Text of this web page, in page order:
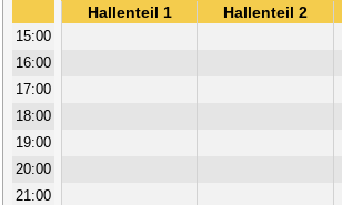
Hallenteil 1
Hallenteil 2
15:00
16:00
17:00
18:00
19:00
20:00
21:00